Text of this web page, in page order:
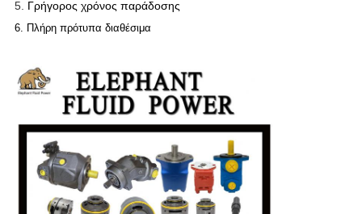
5. Γρήγορος χρόνος παράδοσης
6. Πλήρη πρότυπα διαθέσιμα